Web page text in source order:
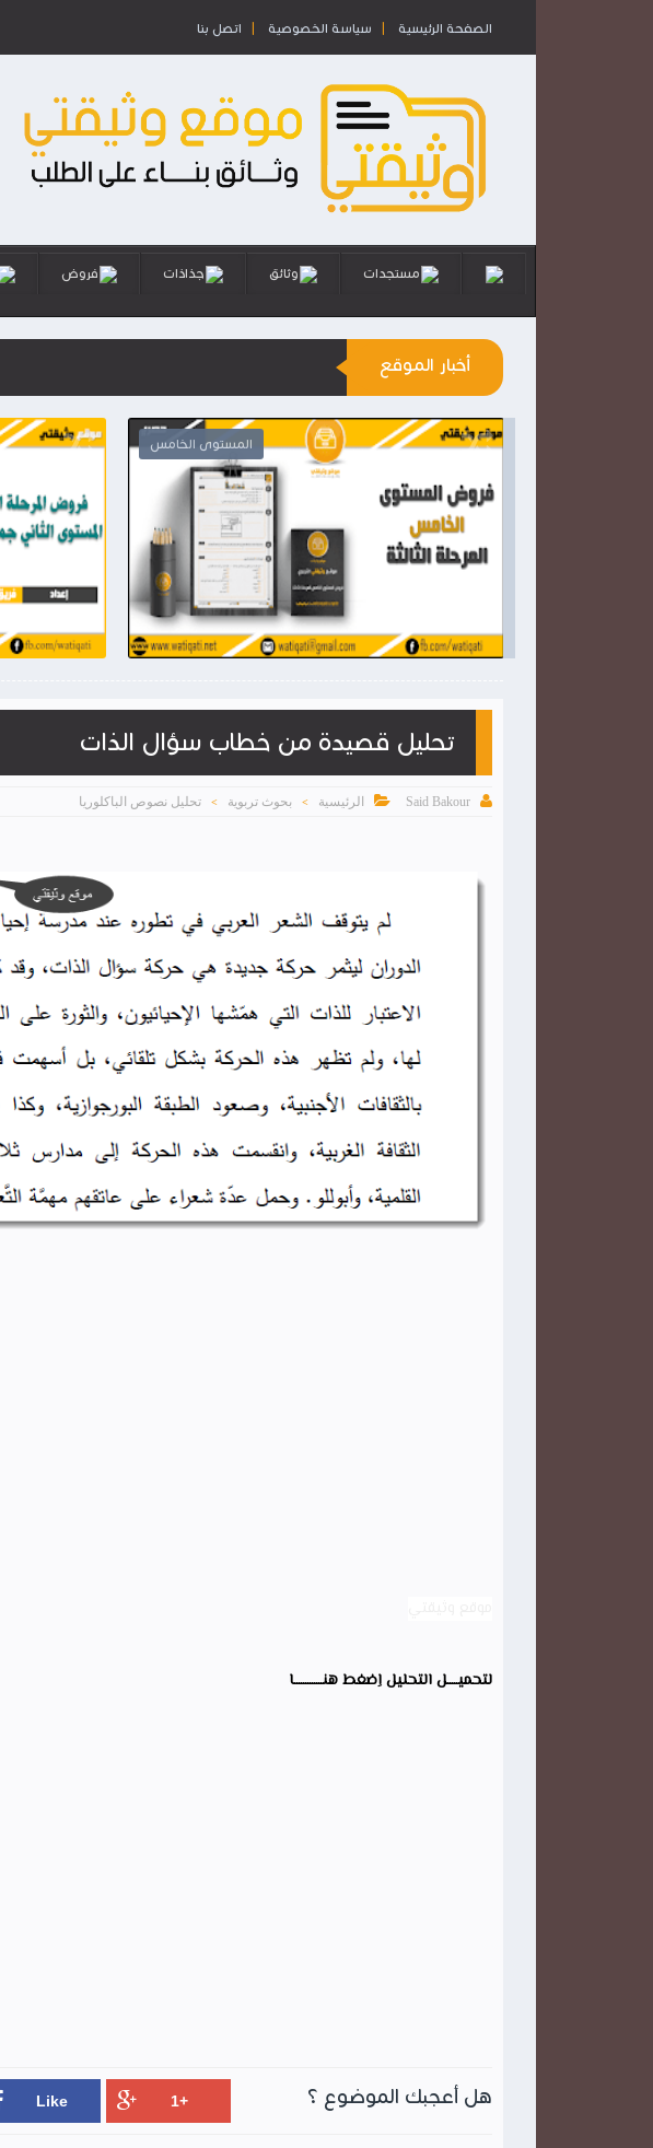
الصفحة الرئيسية سياسة الخصوصية اتصل بنا
مستجدات وثائق جذاذات فروض
أخبار الموقع
2026-03-28
وثيقتي
المستوى الخامس
2026-03-28
وثيقتي
شاهد الموضوع
تحليل قصيدة من خطاب سؤال الذات

Said Bakour
 الرئيسية > بحوث تربوية > تحليل نصوص الباكلوريا
لتحميـــــل التحليل اِضغط هنـــــــــــــا
هل أعجبك الموضوع ؟